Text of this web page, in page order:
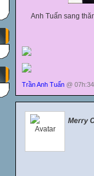
Anh Tuấn sang
Trần Anh Tuấn @
Merry